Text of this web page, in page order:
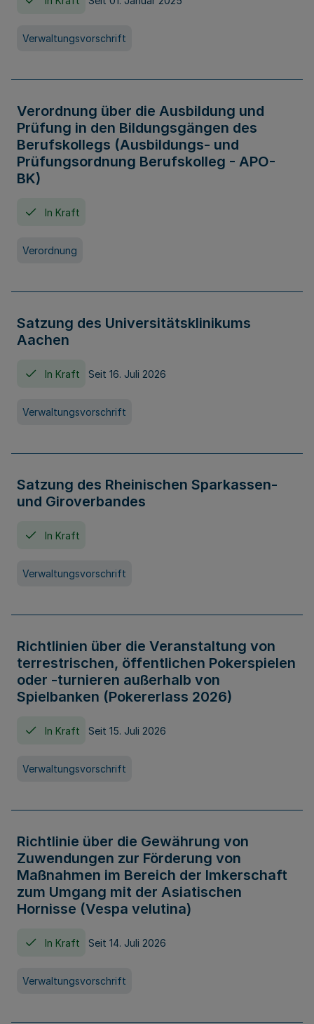
Verwaltungsvorschrift
Verordnung über die Ausbildung und
Prüfung in den Bildungsgängen des
Berufskollegs (Ausbildungs- und
Prüfungsordnung Berufskolleg - APO-
BK)
In Kraft
Verordnung
Satzung des Universitätsklinikums
Aachen
In Kraft Seit 16. Juli 2026
Verwaltungsvorschrift
Satzung des Rheinischen Sparkassen-
und Giroverbandes
In Kraft
Verwaltungsvorschrift
Richtlinien über die Veranstaltung von
terrestrischen, öffentlichen Pokerspielen
oder -turnieren außerhalb von
Spielbanken (Pokererlass 2026)
In Kraft Seit 15. Juli 2026
Verwaltungsvorschrift
Richtlinie über die Gewährung von
Zuwendungen zur Förderung von
Maßnahmen im Bereich der Imkerschaft
zum Umgang mit der Asiatischen
Hornisse (Vespa velutina)
In Kraft Seit 14. Juli 2026
Verwaltungsvorschrift